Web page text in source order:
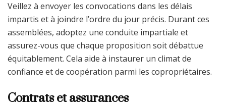
Veillez à envoyer les convocations dans les délais
impartis et à joindre l’ordre du jour précis. Durant ces
assemblées, adoptez une conduite impartiale et
assurez-vous que chaque proposition soit débattue
équitablement. Cela aide à instaurer un climat de
confiance et de coopération parmi les copropriétaires.
Contrats et assurances